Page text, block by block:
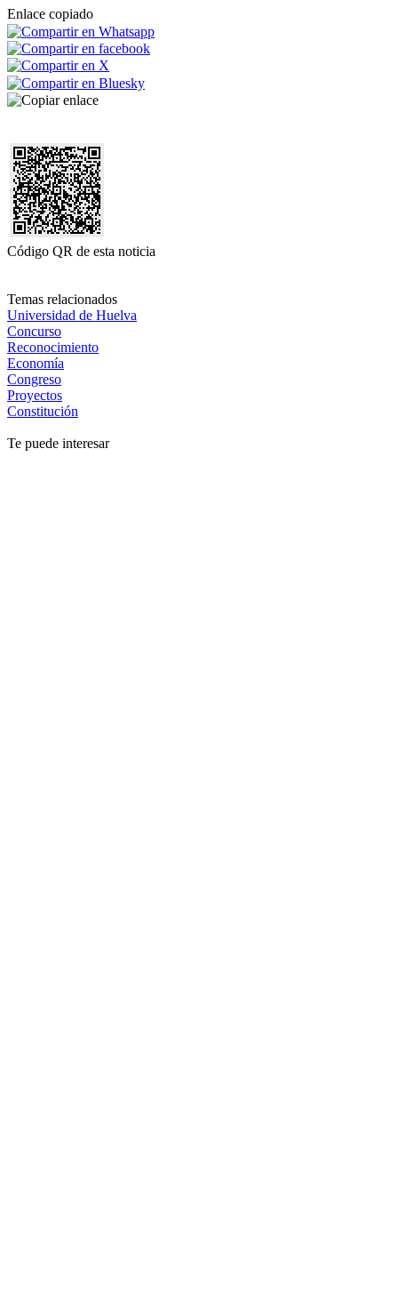
Enlace copiado
Código QR de esta noticia
Temas relacionados
Universidad de Huelva
Concurso
Reconocimiento
Economía
Congreso
Proyectos
Constitución
Te puede interesar